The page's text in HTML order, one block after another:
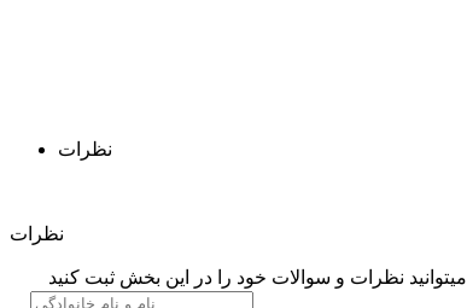
نظرات
نظرات
نظرات و سوالات خود را در این بخش ثبت کنید